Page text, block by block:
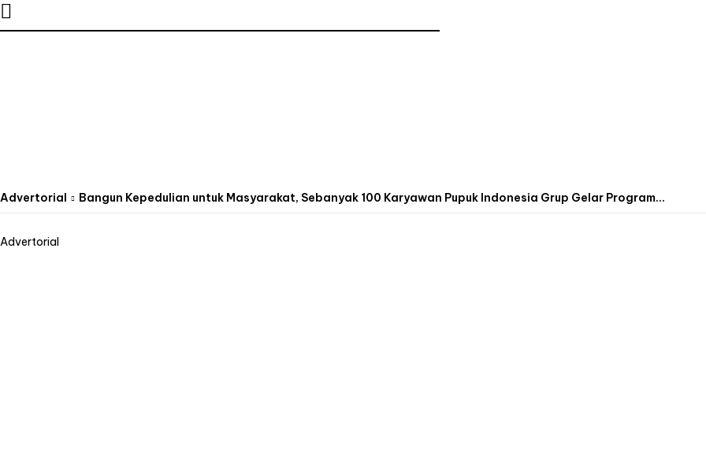
Advertorial Bangun Kepedulian untuk Masyarakat, Sebanyak 100 Karyawan Pupuk Indonesia Grup Gelar Program...
Advertorial